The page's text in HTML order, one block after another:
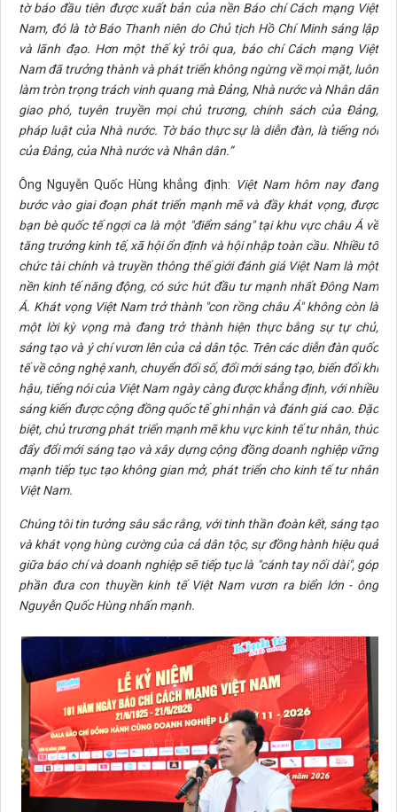
tờ báo đầu tiên được xuất bản của nền Báo chí Cách mạng Việt
Nam, đó là tờ Báo Thanh niên do Chủ tịch Hồ Chí Minh sáng lập
và lãnh đạo. Hơn một thế kỷ trôi qua, báo chí Cách mạng Việt
Nam đã trưởng thành và phát triển không ngừng về mọi mặt, luôn
làm tròn trọng trách vinh quang mà Đảng, Nhà nước và Nhân dân
giao phó, tuyên truyền mọi chủ trương, chính sách của Đảng,
pháp luật của Nhà nước. Tờ báo thực sự là diễn đàn, là tiếng nói
của Đảng, của Nhà nước và Nhân dân.”
Ông Nguyễn Quốc Hùng khẳng định: Việt Nam hôm nay đang
bước vào giai đoạn phát triển mạnh mẽ và đầy khát vọng, được
bạn bè quốc tế ngợi ca là một "điểm sáng" tại khu vực châu Á về
tăng trưởng kinh tế, xã hội ổn định và hội nhập toàn cầu. Nhiều tổ
chức tài chính và truyền thông thế giới đánh giá Việt Nam là một
nền kinh tế năng động, có sức hút đầu tư mạnh nhất Đông Nam
Á. Khát vọng Việt Nam trở thành "con rồng châu Á" không còn là
một lời kỳ vọng mà đang trở thành hiện thực bằng sự tự chủ,
sáng tạo và ý chí vươn lên của cả dân tộc. Trên các diễn đàn quốc
tế về công nghệ xanh, chuyển đổi số, đổi mới sáng tạo, biến đổi khí
hậu, tiếng nói của Việt Nam ngày càng được khẳng định, với nhiều
sáng kiến được cộng đồng quốc tế ghi nhận và đánh giá cao. Đặc
biệt, chủ trương phát triển mạnh mẽ khu vực kinh tế tư nhân, thúc
đẩy đổi mới sáng tạo và xây dựng cộng đồng doanh nghiệp vững
mạnh tiếp tục tạo không gian mở, phát triển cho kinh tế tư nhân
Việt Nam.
Chúng tôi tin tưởng sâu sắc rằng, với tinh thần đoàn kết, sáng tạo
và khát vọng hùng cường của cả dân tộc, sự đồng hành hiệu quả
giữa báo chí và doanh nghiệp sẽ tiếp tục là "cánh tay nối dài", góp
phần đưa con thuyền kinh tế Việt Nam vươn ra biển lớn - ông
Nguyễn Quốc Hùng nhấn mạnh.